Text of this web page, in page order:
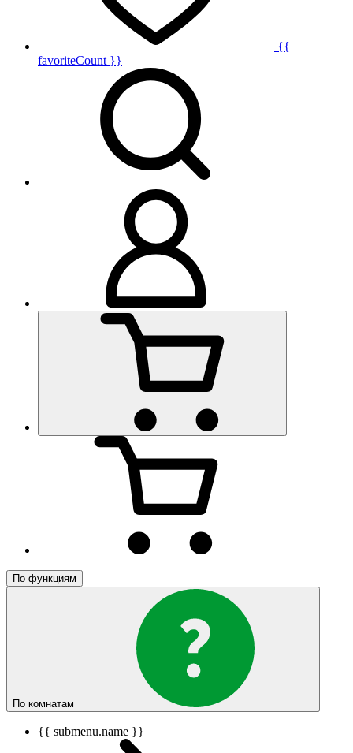
{{
favoriteCount }}
По функциям
По комнатам
{{ submenu.name }}